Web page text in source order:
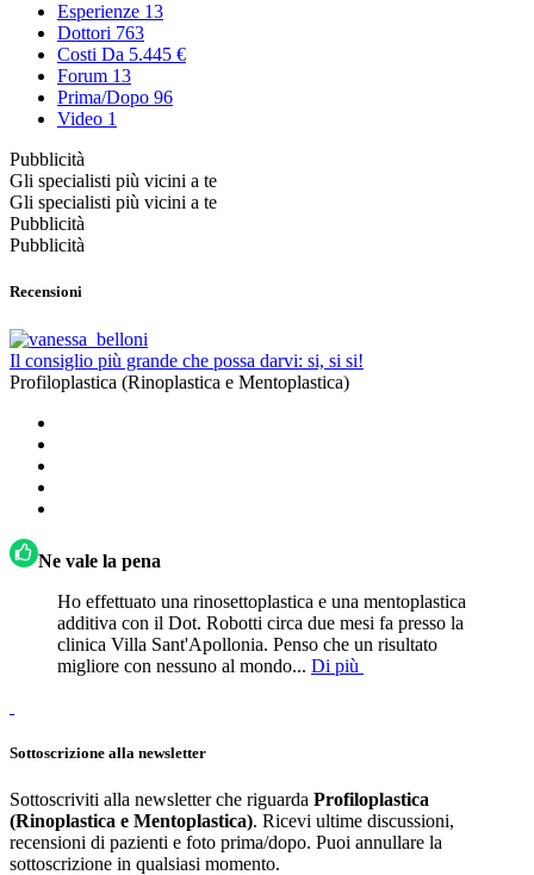
Esperienze 13
Dottori 763
Costi Da 5.445 €
Forum 13
Prima/Dopo 96
Video 1
Pubblicità
Gli specialisti più vicini a te
Gli specialisti più vicini a te
Pubblicità
Pubblicità
Recensioni
Il consiglio più grande che possa darvi: si, si si!
Profiloplastica (Rinoplastica e Mentoplastica)
Ne vale la pena
Ho effettuato una rinosettoplastica e una mentoplastica
additiva con il Dot. Robotti circa due mesi fa presso la
clinica Villa Sant'Apollonia. Penso che un risultato
migliore con nessuno al mondo... Di più
Sottoscrizione alla newsletter
Sottoscriviti alla newsletter che riguarda Profiloplastica
(Rinoplastica e Mentoplastica). Ricevi ultime discussioni,
recensioni di pazienti e foto prima/dopo. Puoi annullare la
sottoscrizione in qualsiasi momento.